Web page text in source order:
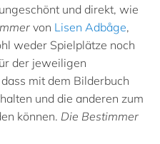
und direkt, wie
von Lisen Adbåge,
weder Spielplätze noch
der jeweiligen
mit dem Bilderbuch
und die anderen zum
können. Die Bestimmer